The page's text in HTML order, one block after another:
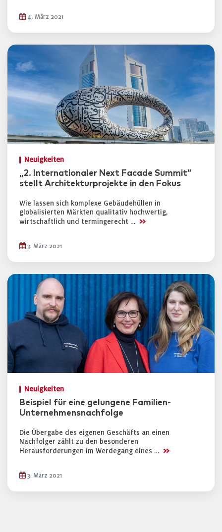
4. März 2021
Neuigkeiten
„2. Internationaler Next Facade Summit”
stellt Architekturprojekte in den Fokus
Wie lassen sich komplexe Gebäudehüllen in
globalisierten Märkten qualitativ hochwertig,
wirtschaftlich und termingerecht … >>
3. März 2021
Neuigkeiten
Beispiel für eine gelungene Familien-
Unternehmensnachfolge
Die Übergabe des eigenen Geschäfts an einen
Nachfolger zählt zu den besonderen
Herausforderungen im Werdegang eines … >>
3. März 2021